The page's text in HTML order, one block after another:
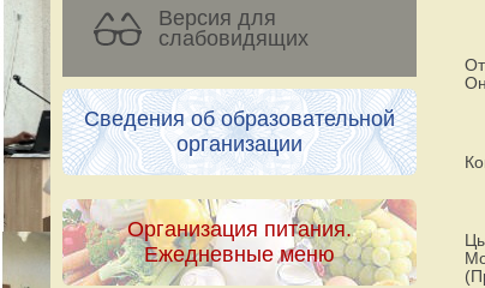
Версия для
слабовидящих
Сведения об образовательной
организации
Организация питания.
Ежедневные меню